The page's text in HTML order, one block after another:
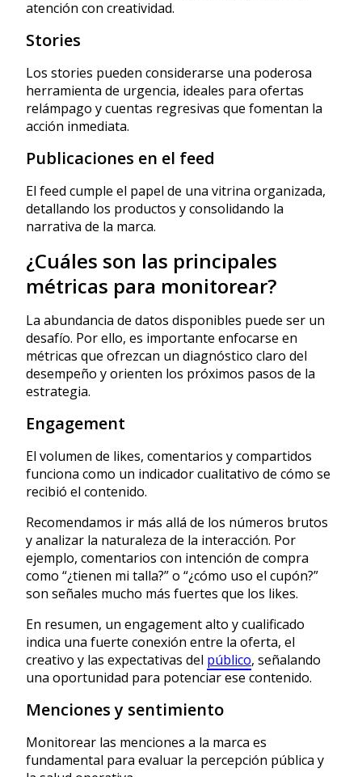
atención con creatividad.
Stories
Los stories pueden considerarse una poderosa
herramienta de urgencia, ideales para ofertas
relámpago y cuentas regresivas que fomentan la
acción inmediata.
Publicaciones en el feed
El feed cumple el papel de una vitrina organizada,
detallando los productos y consolidando la
narrativa de la marca.
¿Cuáles son las principales
métricas para monitorear?
La abundancia de datos disponibles puede ser un
desafío. Por ello, es importante enfocarse en
métricas que ofrezcan un diagnóstico claro del
desempeño y orienten los próximos pasos de la
estrategia.
Engagement
El volumen de likes, comentarios y compartidos
funciona como un indicador cualitativo de cómo se
recibió el contenido.
Recomendamos ir más allá de los números brutos
y analizar la naturaleza de la interacción. Por
ejemplo, comentarios con intención de compra
como “¿tienen mi talla?” o “¿cómo uso el cupón?”
son señales mucho más fuertes que los likes.
En resumen, un engagement alto y cualificado
indica una fuerte conexión entre la oferta, el
creativo y las expectativas del público, señalando
una oportunidad para potenciar ese contenido.
Menciones y sentimiento
Monitorear las menciones a la marca es
fundamental para evaluar la percepción pública y